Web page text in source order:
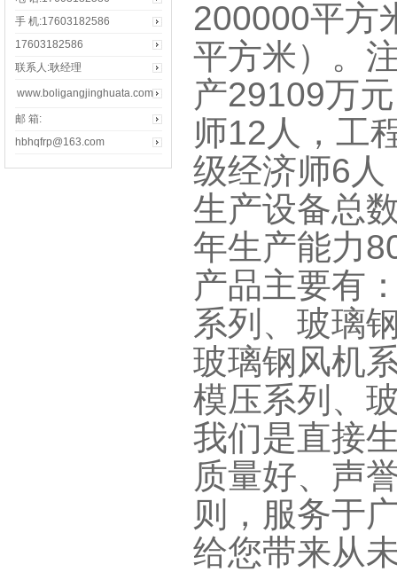
手 机:17603182586
17603182586
联系人:耿经理
www.boligangjinghuata.com
邮 箱:
hbhqfrp@163.com
200000平方
平方米）。
产29109万
师12人，工
级经济师6
生产设备总
年生产能力
产品主要有
系列、玻璃
玻璃钢风机
模压系列、
我们是直接
质量好、声
则，服务于
给您带来从